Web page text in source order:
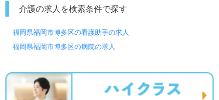
たケアプランを作成したい』『資格/経験を活かしたい、専
門性を高めたい』『働きがいを感じながら仕事したい』
迎です。次のステージは『徳洲会グループ』様の一員とし
て、ご利用者様の『人生最良のひととき』をプロデュース
わせも遠慮なくお願いします。
医療/福祉業界の正社員/パート求人探しは【ウィルオブ介
介護の求人を検索条件で探す
福岡県福岡市博多区の看護助手の求人
福岡県福岡市博多区の病院の求人